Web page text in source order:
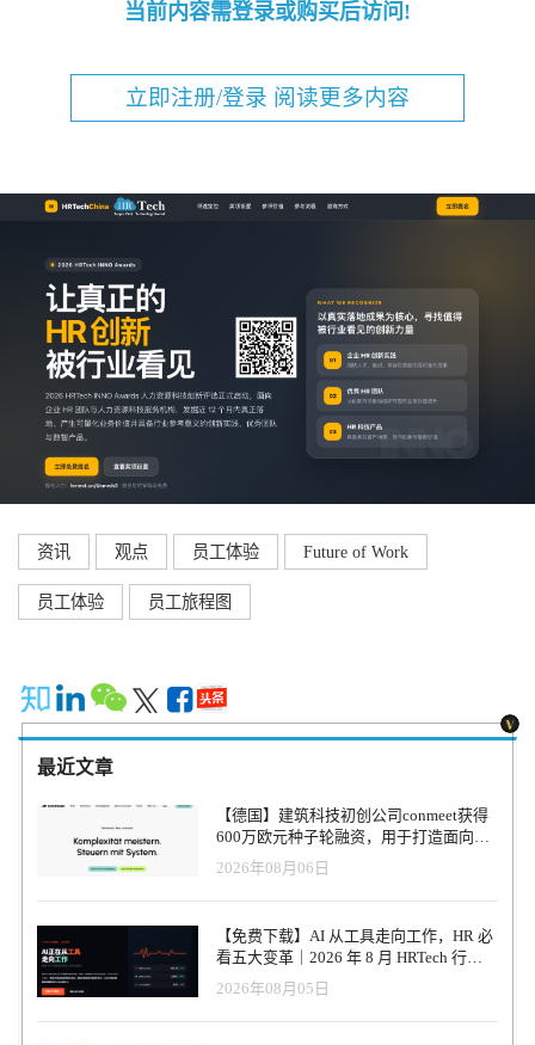
当前内容需登录或购买后访问!
立即注册/登录 阅读更多内容
资讯 观点 员工体验 Future of Work
员工体验 员工旅程图
最近文章
【德国】建筑科技初创公司conmeet获得
600万欧元种子轮融资，用于打造面向贸
易和建筑行业的AI操作系统
2026年08月06日
【免费下载】AI 从工具走向工作，HR 必
看五大变革｜2026 年 8 月 HRTech 行业
观察报告
2026年08月05日